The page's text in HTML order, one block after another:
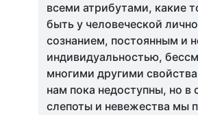
всеми атрибутами, какие
быть у человеческой
сознанием, постоянным и
индивидуальностью,
многими другими
нам пока недоступны, но в
слепоты и невежества мы